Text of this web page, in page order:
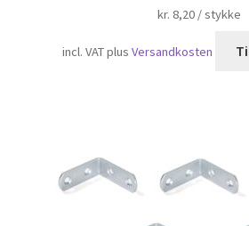
kr. 8,20 /stykke
incl. VATplusVersandkosten